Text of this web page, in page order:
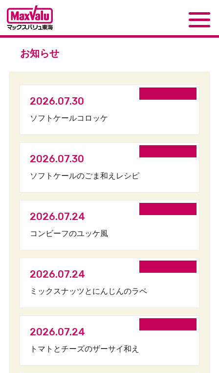
お知らせ
2026.07.30
ソフトケールコロッケ
2026.07.30
ソフトケールのごま和えレシピ
2026.07.24
コンビーフのユッケ風
2026.07.24
ミックスナッツとにんじんのラペ
2026.07.24
トマトとチーズのザーサイ和え